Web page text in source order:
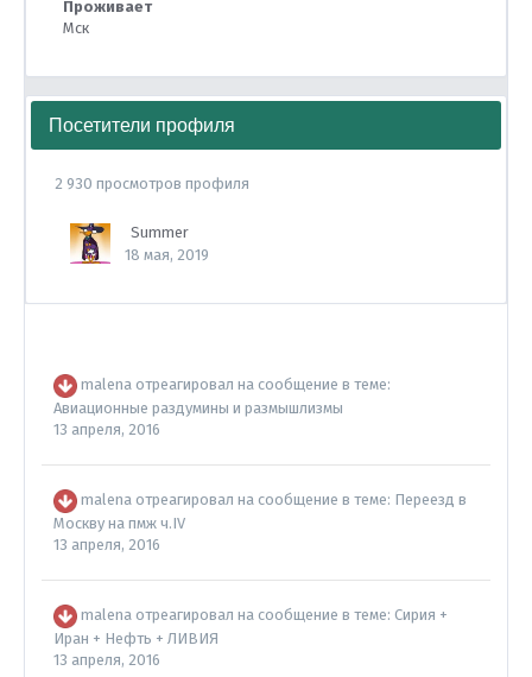
Проживает
Мск
Посетители профиля
2 930 просмотров профиля
Summer
18 мая, 2019
malena отреагировал на сообщение в теме:
Авиационные раздумины и размышлизмы
13 апреля, 2016
malena отреагировал на сообщение в теме: Переезд в
Москву на пмж ч.IV
13 апреля, 2016
malena отреагировал на сообщение в теме: Сирия +
Иран + Нефть + ЛИВИЯ
13 апреля, 2016